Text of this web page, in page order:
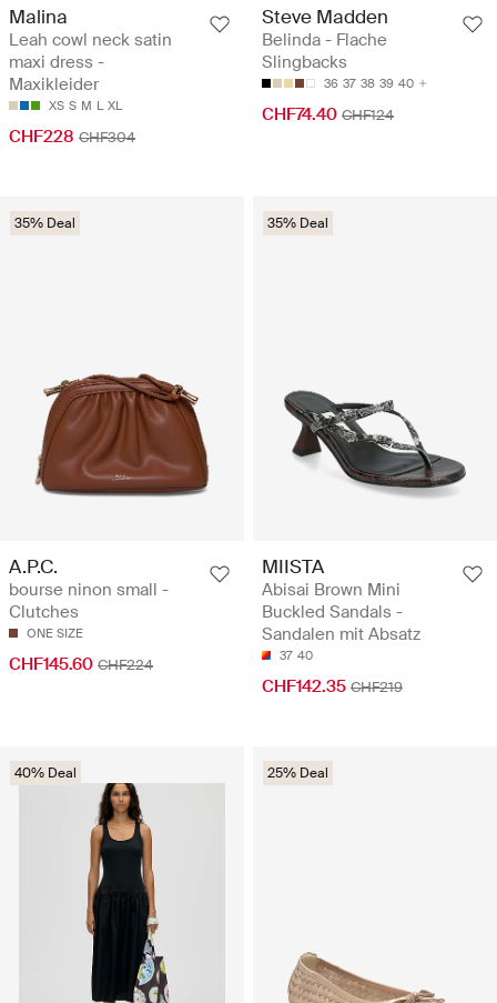
Malina
Leah cowl neck satin
maxi dress -
Maxikleider
XS S M L XL
CHF228 CHF304
Steve Madden
Belinda - Flache
Slingbacks
36 37 38 39 40
CHF74.40 CHF124
35% Deal
A.P.C.
bourse ninon small -
Clutches
ONE SIZE
CHF145.60 CHF224
35% Deal
MIISTA
Abisai Brown Mini
Buckled Sandals -
Sandalen mit Absatz
37 40
CHF142.35 CHF219
40% Deal 25% Deal